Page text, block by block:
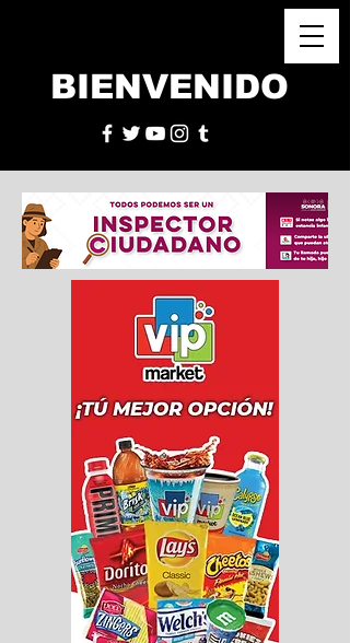
BIENVENIDO